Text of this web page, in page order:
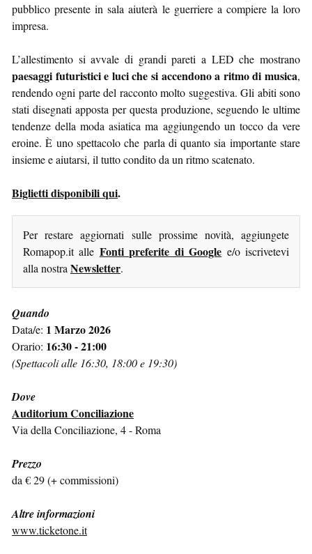
pubblico presente in sala aiuterà le guerriere a compiere la loro
impresa.
L’allestimento si avvale di grandi pareti a LED che mostrano
paesaggi futuristici e luci che si accendono a ritmo di musica,
rendendo ogni parte del racconto molto suggestiva. Gli abiti sono
stati disegnati apposta per questa produzione, seguendo le ultime
tendenze della moda asiatica ma aggiungendo un tocco da vere
eroine. È uno spettacolo che parla di quanto sia importante stare
insieme e aiutarsi, il tutto condito da un ritmo scatenato.
Biglietti disponibili qui.
Per restare aggiornati sulle prossime novità, aggiungete
Romapop.it alle Fonti preferite di Google e/o iscrivetevi
alla nostra Newsletter.
Quando
Data/e: 1 Marzo 2026
Orario: 16:30 - 21:00
(Spettacoli alle 16:30, 18:00 e 19:30)
Dove
Auditorium Conciliazione
Via della Conciliazione, 4 - Roma
Prezzo
da € 29 (+ commissioni)
Altre informazioni
www.ticketone.it